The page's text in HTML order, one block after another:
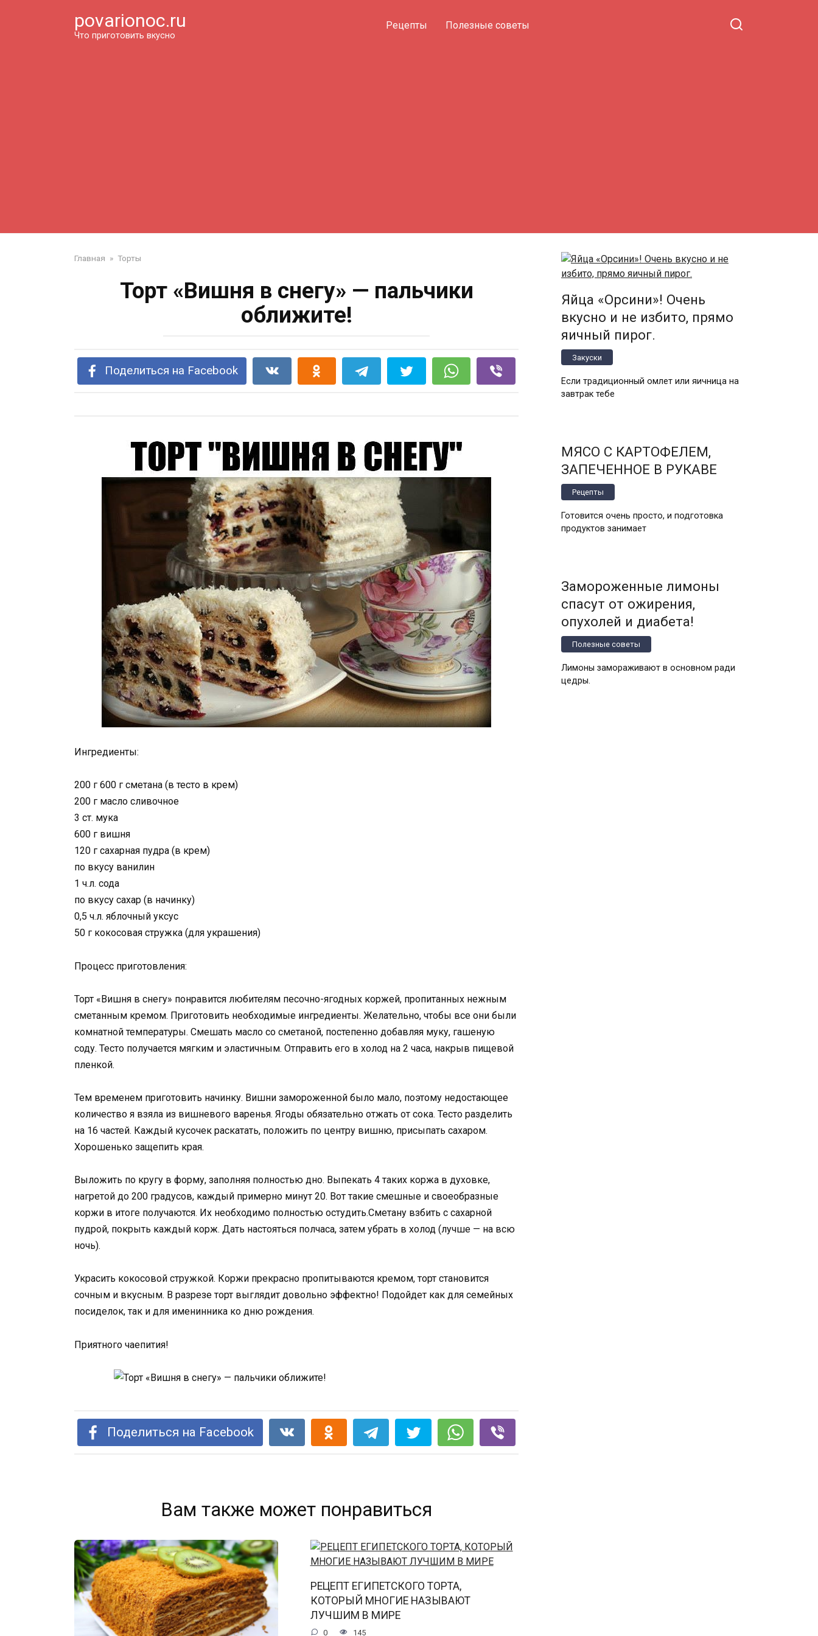
povarionoc.ru
Что приготовить вкусно
Рецепты Полезные советы
Главная » Торты
Торт «Вишня в снегу» — пальчики
оближите!
Поделиться на Facebook
Ингредиенты:
200 г 600 г сметана (в тесто в крем)
200 г масло сливочное
3 ст. мука
600 г вишня
120 г сахарная пудра (в крем)
по вкусу ванилин
1 ч.л. сода
по вкусу сахар (в начинку)
0,5 ч.л. яблочный уксус
50 г кокосовая стружка (для украшения)
Процесс приготовления:
Торт «Вишня в снегу» понравится любителям песочно-ягодных коржей, пропитанных нежным
сметанным кремом. Приготовить необходимые ингредиенты. Желательно, чтобы все они были
комнатной температуры. Смешать масло со сметаной, постепенно добавляя муку, гашеную
соду. Тесто получается мягким и эластичным. Отправить его в холод на 2 часа, накрыв пищевой
пленкой.
Тем временем приготовить начинку. Вишни замороженной было мало, поэтому недостающее
количество я взяла из вишневого варенья. Ягоды обязательно отжать от сока. Тесто разделить
на 16 частей. Каждый кусочек раскатать, положить по центру вишню, присыпать сахаром.
Хорошенько защепить края.
Выложить по кругу в форму, заполняя полностью дно. Выпекать 4 таких коржа в духовке,
нагретой до 200 градусов, каждый примерно минут 20. Вот такие смешные и своеобразные
коржи в итоге получаются. Их необходимо полностью остудить.Сметану взбить с сахарной
пудрой, покрыть каждый корж. Дать настояться полчаса, затем убрать в холод (лучше — на всю
ночь).
Украсить кокосовой стружкой. Коржи прекрасно пропитываются кремом, торт становится
сочным и вкусным. В разрезе торт выглядит довольно эффектно! Подойдет как для семейных
посиделок, так и для именинника ко дню рождения.
Приятного чаепития!
Поделиться на Facebook
Вам также может понравиться
РЕЦЕПТ ЕГИПЕТСКОГО ТОРТА,
КОТОРЫЙ МНОГИЕ НАЗЫВАЮТ
ЛУЧШИМ В МИРЕ
0 145
Яйца «Орсини»! Очень
вкусно и не избито, прямо
яичный пирог.
Закуски
Если традиционный омлет или яичница на
завтрак тебе
МЯСО С КАРТОФЕЛЕМ,
ЗАПЕЧЕННОЕ В РУКАВЕ
Рецепты
Готовится очень просто, и подготовка
продуктов занимает
Замороженные лимоны
спасут от ожирения,
опухолей и диабета!
Полезные советы
Лимоны замораживают в основном ради
цедры.